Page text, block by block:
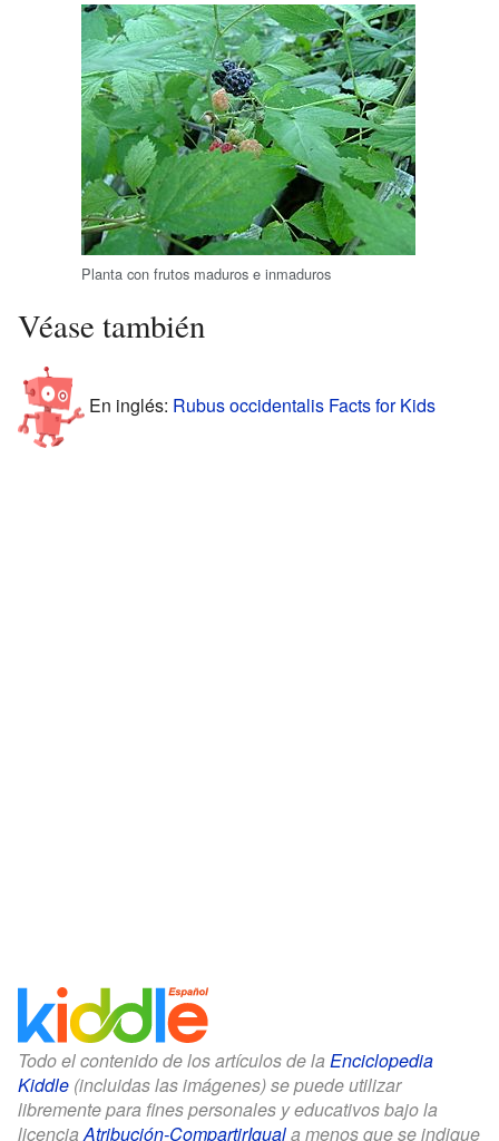
Planta con frutos maduros e inmaduros
Véase también
En inglés: Rubus occidentalis Facts for Kids
Todo el contenido de los artículos de la Enciclopedia
Kiddle (incluidas las imágenes) se puede utilizar
libremente para fines personales y educativos bajo la
licenciaAtribución-CompartirIguala menos que se indique